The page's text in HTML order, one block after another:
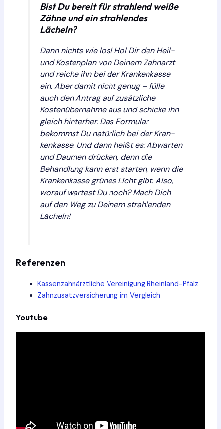
Bist Du bereit für strahlend weiße
Zähne und ein strahlendes
Lächeln?
Dann nichts wie los! Hol Dir den Heil-
und Kostenplan von Deinem Zahnarzt
und reiche ihn bei der Kran­ken­kas­se
ein. Aber damit nicht genug – fülle
auch den Antrag auf zusätzliche
Kostenübernahme aus und schicke ihn
gleich hinterher. Das Formular
bekommst Du natürlich bei der Kran­
ken­kas­se. Und dann heißt es: Abwarten
und Daumen drücken, denn die
Behandlung kann erst starten, wenn die
Kran­ken­kas­se grünes Licht gibt. Also,
worauf wartest Du noch? Mach Dich
auf den Weg zu Deinem strahlenden
Lächeln!
Referenzen
Kassenzahnärztliche Vereinigung Rheinland-Pfalz
Zahnzusatzversicherung im Vergleich
Youtube